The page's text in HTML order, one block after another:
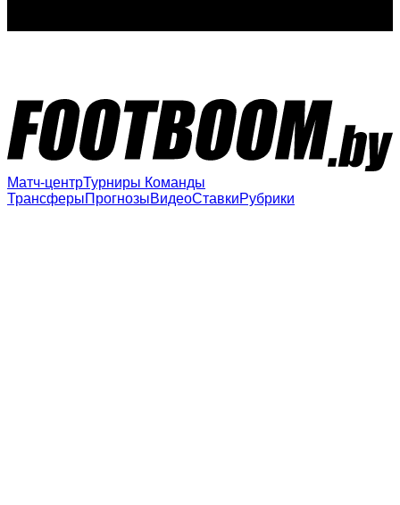
Матч-центрТурниры Команды
ТрансферыПрогнозыВидеоСтавкиРубрики